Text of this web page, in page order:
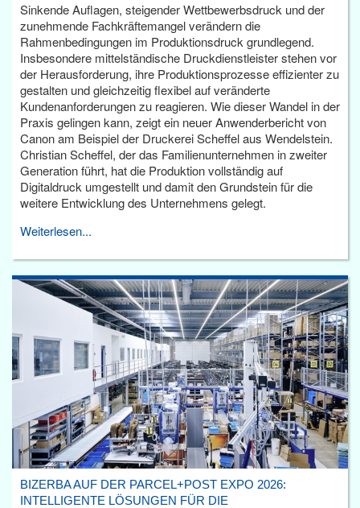
Sinkende Auflagen, steigender Wettbewerbsdruck und der
zunehmende Fachkräftemangel verändern die
Rahmenbedingungen im Produktionsdruck grundlegend.
Insbesondere mittelständische Druckdienstleister stehen vor
der Herausforderung, ihre Produktionsprozesse effizienter zu
gestalten und gleichzeitig flexibel auf veränderte
Kundenanforderungen zu reagieren. Wie dieser Wandel in der
Praxis gelingen kann, zeigt ein neuer Anwenderbericht von
Canon am Beispiel der Druckerei Scheffel aus Wendelstein.
Christian Scheffel, der das Familienunternehmen in zweiter
Generation führt, hat die Produktion vollständig auf
Digitaldruck umgestellt und damit den Grundstein für die
weitere Entwicklung des Unternehmens gelegt.
Weiterlesen...
BIZERBA AUF DER PARCEL+POST EXPO 2026:
INTELLIGENTE LÖSUNGEN FÜR DIE